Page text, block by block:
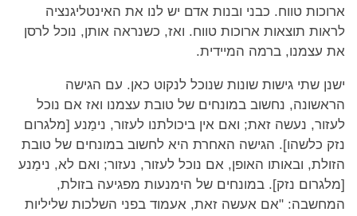
ארוכות טווח. כבני ובנות אדם יש לנו את האינטליגנציה
לראות תוצאות ארוכות טווח. ואז, כשנראה אותן, נוכל לרסן
את עצמנו, ברמה המיידית.
ישנן שתי גישות שונות שנוכל לנקוט כאן. עם הגישה
הראשונה, נחשוב במונחים של טובת עצמנו ואז אם נוכל
לעזור, נעשה זאת; ואם אין ביכולתנו לעזור, נימַנע [מלגרום
נזק כלשהו]. הגישה האחרת היא לחשוב במונחים של טובת
הזולת, ובאותו האופן, אם נוכל לעזור, נעזור; ואם לא, נימַנע
[מלגרום נזק]. במונחים של הימנעות מפגיעה בזולת,
המחשבה: "אם אעשה זאת, אעמוד בפני השלכות שליליות